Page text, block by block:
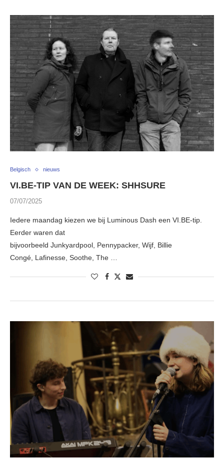
Belgisch nieuws
VI.BE-TIP VAN DE WEEK: SHHSURE
07/07/2025
Iedere maandag kiezen we bij Luminous Dash een VI.BE-tip.
Eerder waren dat
bijvoorbeeld Junkyardpool, Pennypacker, Wijf, Billie
Congé, Lafinesse, Soothe, The …